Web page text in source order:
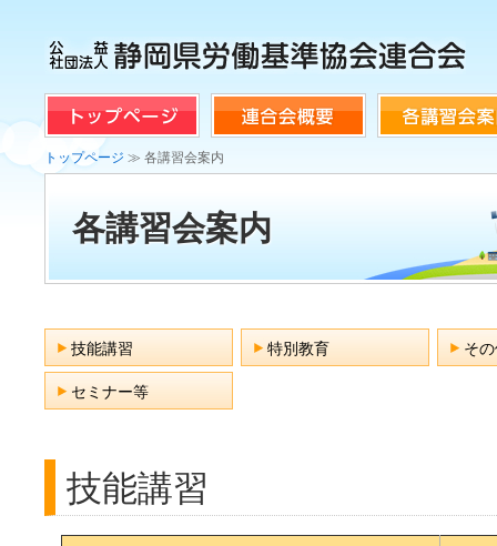
トップページ ≫ 各講習会案内
各講習会案内
技能講習 特別教育 そ
セミナー等
技能講習